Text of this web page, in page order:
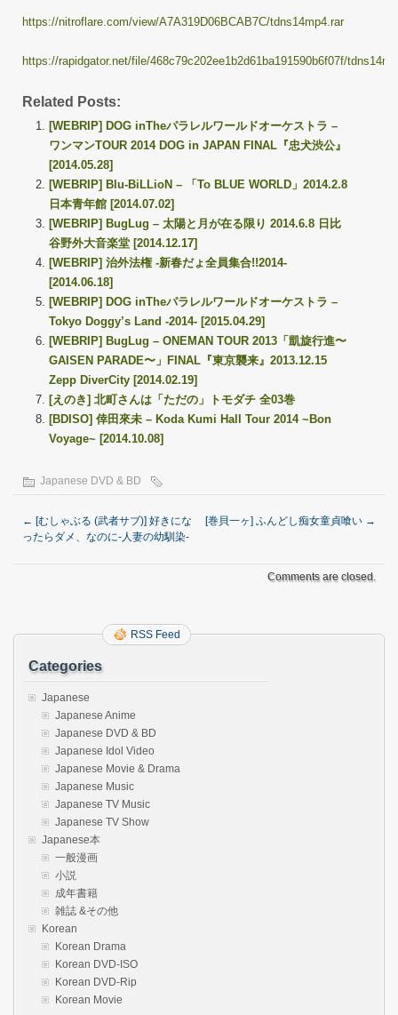
https://nitroflare.com/view/A7A319D06BCAB7C/tdns14mp4.rar
https://rapidgator.net/file/468c79c202ee1b2d61ba191590b6f07f/
Related Posts:
[WEBRIP] DOG inTheパラレルワールドオーケストラ –
ワンマンTOUR 2014 DOG in JAPAN FINAL『忠犬渋公』
[2014.05.28]
[WEBRIP] Blu-BiLLioN – 「To BLUE WORLD」2014.2.8
日本青年館 [2014.07.02]
[WEBRIP] BugLug – 太陽と月が在る限り 2014.6.8 日比
谷野外大音楽堂 [2014.12.17]
[WEBRIP] 治外法権 -新春だょ全員集合!!2014-
[2014.06.18]
[WEBRIP] DOG inTheパラレルワールドオーケストラ –
Tokyo Doggy’s Land -2014- [2015.04.29]
[WEBRIP] BugLug – ONEMAN TOUR 2013「凱旋行進〜
GAISEN PARADE〜」FINAL『東京襲来』2013.12.15
Zepp DiverCity [2014.02.19]
[えのき] 北町さんは「ただの」トモダチ 全03巻
[BDISO] 倖田來未 – Koda Kumi Hall Tour 2014 ~Bon
Voyage~ [2014.10.08]
Japanese DVD & BD
← [むしゃぶる (武者サブ)] 好きにな
ったらダメ、なのに-人妻の幼馴染-
[巻貝一ヶ] ふんどし痴女童貞喰い →
Comments are closed.
RSS Feed
Categories
Japanese
Japanese Anime
Japanese DVD & BD
Japanese Idol Video
Japanese Movie & Drama
Japanese Music
Japanese TV Music
Japanese TV Show
Japanese本
一般漫画
小説
成年書籍
雑誌 &その他
Korean
Korean Drama
Korean DVD-ISO
Korean DVD-Rip
Korean Movie